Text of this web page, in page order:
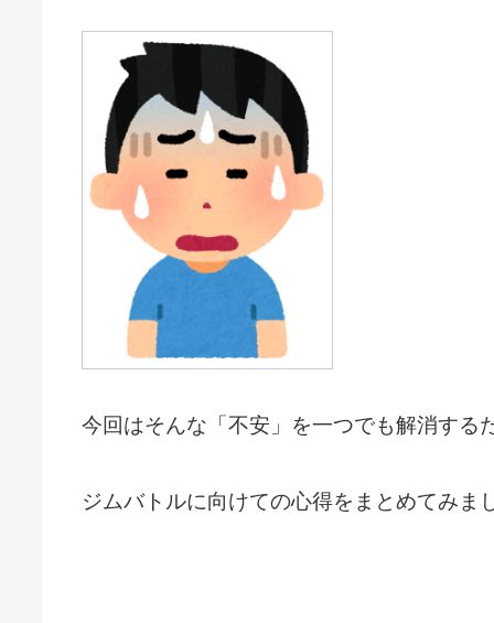
今回はそんな「不安」を一つでも解消する
ジムバトルに向けての心得をまとめてみま